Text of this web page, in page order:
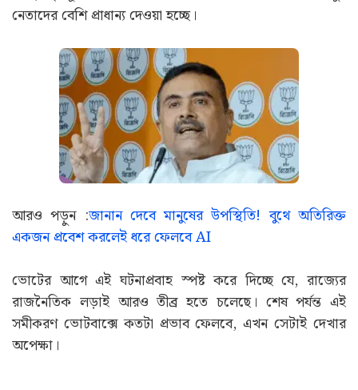
নেতাদের বেশি প্রাধান্য দেওয়া হচ্ছে।
আরও পড়ুন :জানান দেবে মানুষের উপস্থিতি! বুথে অতিরিক্ত
একজন প্রবেশ করলেই ধরে ফেলবে AI
ভোটের আগে এই ঘটনাপ্রবাহ স্পষ্ট করে দিচ্ছে যে, রাজ্যের
রাজনৈতিক লড়াই আরও তীব্র হতে চলেছে। শেষ পর্যন্ত এই
সমীকরণ ভোটবাক্সে কতটা প্রভাব ফেলবে, এখন সেটাই দেখার
অপেক্ষা।